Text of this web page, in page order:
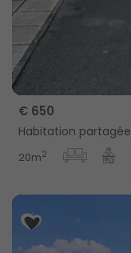
€ 650
Habitation partagée
20m2